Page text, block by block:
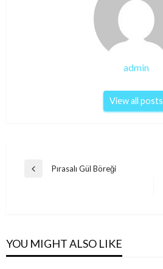
admin
View all posts
Post
Previous
Pırasalı Gül Böreği
YOU MIGHT ALSO LIKE